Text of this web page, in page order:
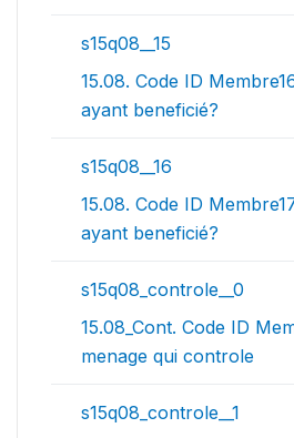
s15q08__15
15.08. Code ID
ayant beneficié?
s15q08__16
15.08. Code ID
ayant beneficié?
s15q08_controle__0
15.08_Cont. Code ID
menage qui controle
s15q08_controle__1